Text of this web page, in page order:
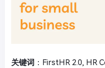
关键词 ：FirstHR 2.0, HR